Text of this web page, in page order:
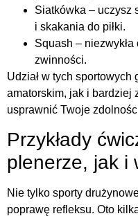
Siatkówka – uczysz
i skakania do piłki.
Squash –
zwinności.
Udział w tych
amatorskim, jak i bardziej
usprawnić Twoje
Przykłady
plenerze, jak i
Nie tylko sporty
poprawę refleksu. Oto